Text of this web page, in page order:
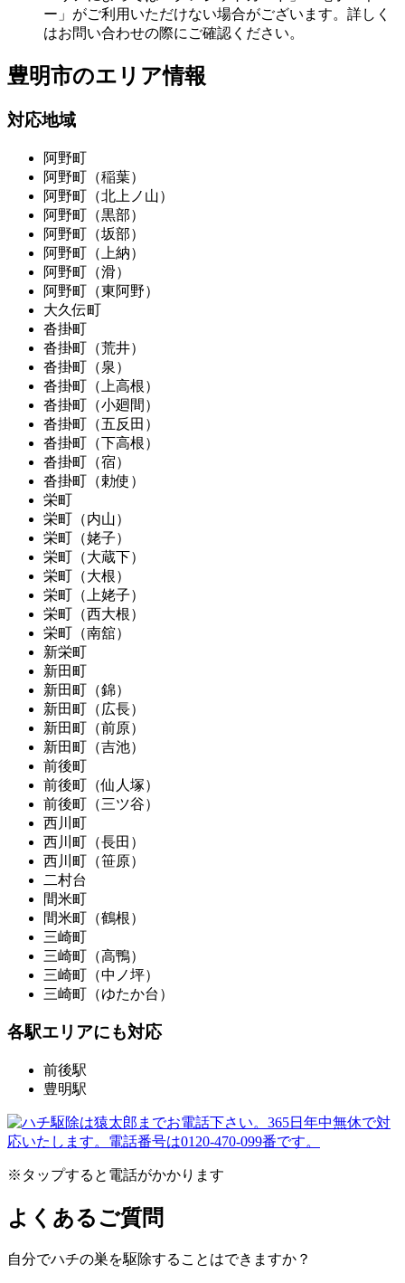
ー」がご利用いただけない場合がございます。詳しく
はお問い合わせの際にご確認ください。
豊明市のエリア情報
対応地域
阿野町
阿野町（稲葉）
阿野町（北上ノ山）
阿野町（黒部）
阿野町（坂部）
阿野町（上納）
阿野町（滑）
阿野町（東阿野）
大久伝町
沓掛町
沓掛町（荒井）
沓掛町（泉）
沓掛町（上高根）
沓掛町（小廻間）
沓掛町（五反田）
沓掛町（下高根）
沓掛町（宿）
沓掛町（勅使）
栄町
栄町（内山）
栄町（姥子）
栄町（大蔵下）
栄町（大根）
栄町（上姥子）
栄町（西大根）
栄町（南舘）
新栄町
新田町
新田町（錦）
新田町（広長）
新田町（前原）
新田町（吉池）
前後町
前後町（仙人塚）
前後町（三ツ谷）
西川町
西川町（長田）
西川町（笹原）
二村台
間米町
間米町（鶴根）
三崎町
三崎町（高鴨）
三崎町（中ノ坪）
三崎町（ゆたか台）
各駅エリアにも対応
前後駅
豊明駅
※タップすると電話がかかります
よくあるご質問
自分でハチの巣を駆除することはできますか？